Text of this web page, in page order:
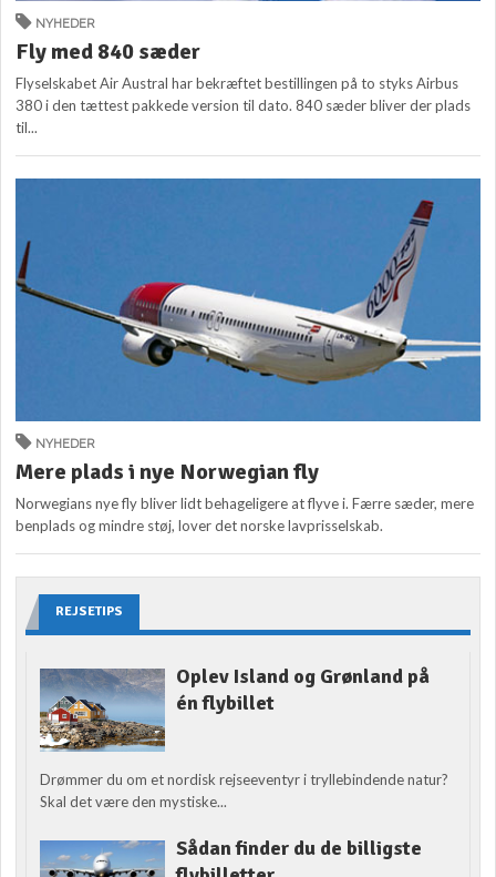
NYHEDER
Fly med 840 sæder
Flyselskabet Air Austral har bekræftet bestillingen på to styks Airbus
380 i den tættest pakkede version til dato. 840 sæder bliver der plads
til...
NYHEDER
Mere plads i nye Norwegian fly
Norwegians nye fly bliver lidt behageligere at flyve i. Færre sæder, mere
benplads og mindre støj, lover det norske lavprisselskab.
REJSETIPS
Oplev Island og Grønland på
én flybillet
Drømmer du om et nordisk rejseeventyr i tryllebindende natur?
Skal det være den mystiske...
Sådan finder du de billigste